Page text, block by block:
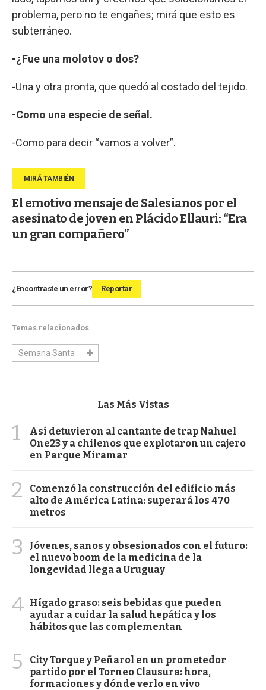
problema, pero no te engañes; mirá que esto es
subterráneo.
-¿Fue una molotov o dos?
-Una y otra pronta, que quedó al costado del tejido.
-Como una especie de señal.
-Como para decir “vamos a volver”.
El emotivo mensaje de Salesianos por el
asesinato de joven en Plácido Ellauri: “Era
un gran compañero”
¿Encontraste un error? Reportar
Temas relacionados
Semana Santa
Las Más Vistas
1
Así detuvieron al cantante de trap Nahuel
One23 y a chilenos que explotaron un cajero
en Parque Miramar
2
Comenzó la construcción del edificio más
alto de América Latina: superará los 470
metros
3
Jóvenes, sanos y obsesionados con el futuro:
el nuevo boom de la medicina de la
longevidad llega a Uruguay
4 Hígado graso: seis bebidas que pueden
ayudar a cuidar la salud hepática y los
hábitos que las complementan
5
City Torque y Peñarol en un prometedor
partido por el Torneo Clausura: hora,
formaciones y dónde verlo en vivo